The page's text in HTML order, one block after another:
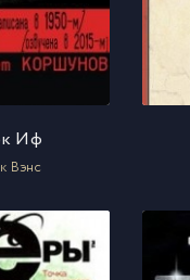
Иф
Вэнс